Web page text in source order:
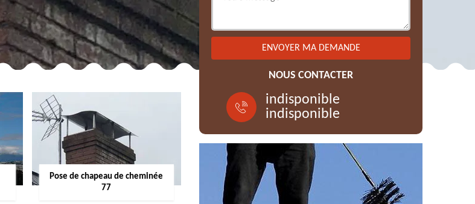
Pose de chapeau de cheminée
77
NOUS CONTACTER
indisponible
indisponible